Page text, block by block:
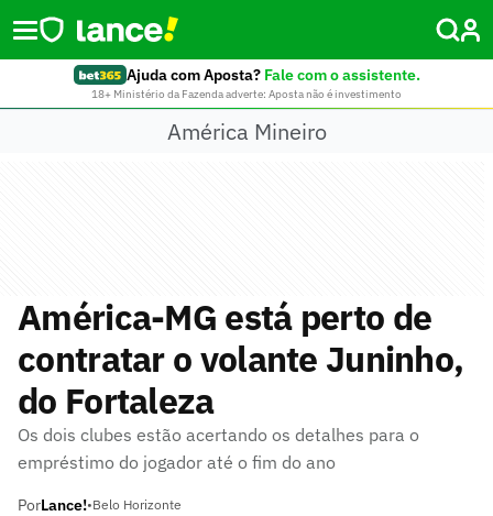
Ajuda com Aposta? Fale com o assistente.
18+ Ministério da Fazenda adverte: Aposta não é investimento
América Mineiro
América-MG está perto de
contratar o volante Juninho,
do Fortaleza
Os dois clubes estão acertando os detalhes para o
empréstimo do jogador até o fim do ano
PorLance!•Belo Horizonte